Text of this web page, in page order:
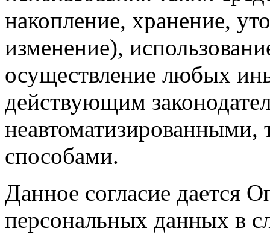
накопление, хранение,
изменение),
осуществление любых
действующим
неавтоматизированными,
способами.
Данное согласие дается
персональных данных в